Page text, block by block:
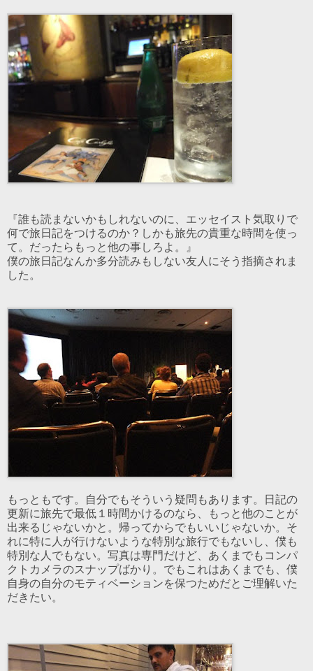
『誰も読まないかもしれないのに、エッセイスト気取りで
何で旅日記をつけるのか？しかも旅先の貴重な時間を使っ
て。だったらもっと他の事しろよ。』
僕の旅日記なんか多分読みもしない友人にそう指摘されま
した。
もっともです。自分でもそういう疑問もあります。日記の
更新に旅先で最低１時間かけるのなら、もっと他のことが
出来るじゃないかと。帰ってからでもいいじゃないか。そ
れに特に人が行けないような特別な旅行でもないし、僕も
特別な人でもない。写真は専門だけど、あくまでもコンパ
クトカメラのスナップばかり。でもこれはあくまでも、僕
自身の自分のモティベーションを保つためだとご理解いた
だきたい。